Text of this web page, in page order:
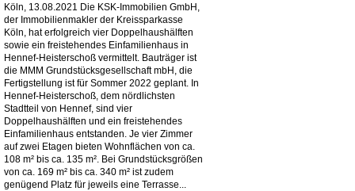
Köln, 13.08.2021 Die KSK-Immobilien GmbH,
der Immobilienmakler der Kreissparkasse
Köln, hat erfolgreich vier Doppelhaushälften
sowie ein freistehendes Einfamilienhaus in
Hennef-Heisterschoß vermittelt. Bauträger ist
die MMM Grundstücksgesellschaft mbH, die
Fertigstellung ist für Sommer 2022 geplant. In
Hennef-Heisterschoß, dem nördlichsten
Stadtteil von Hennef, sind vier
Doppelhaushälften und ein freistehendes
Einfamilienhaus entstanden. Je vier Zimmer
auf zwei Etagen bieten Wohnflächen von ca.
108 m² bis ca. 135 m². Bei Grundstücksgrößen
von ca. 169 m² bis ca. 340 m² ist zudem
genügend Platz für jeweils eine Terrasse...